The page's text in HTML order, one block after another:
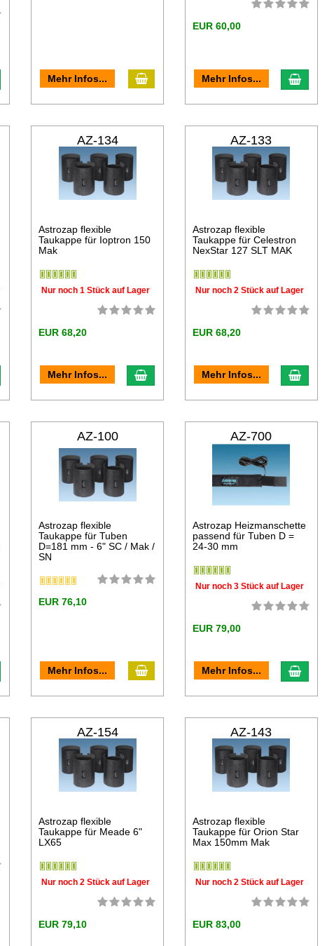
Mehr Infos...
EUR 60,00
Mehr Infos...
AZ-134
Astrozap flexible
Taukappe für Ioptron 150
Mak
Nur noch 1 Stück auf Lager
EUR 68,20
Mehr Infos...
AZ-133
Astrozap flexible
Taukappe für Celestron
NexStar 127 SLT MAK
Nur noch 2 Stück auf Lager
EUR 68,20
Mehr Infos...
AZ-100
Astrozap flexible
Taukappe für Tuben
D=181 mm - 6" SC / Mak /
SN
EUR 76,10
Mehr Infos...
AZ-700
Astrozap Heizmanschette
passend für Tuben D =
24-30 mm
Nur noch 3 Stück auf Lager
EUR 79,00
Mehr Infos...
AZ-154
Astrozap flexible
Taukappe für Meade 6"
LX65
Nur noch 2 Stück auf Lager
EUR 79,10
AZ-143
Astrozap flexible
Taukappe für Orion Star
Max 150mm Mak
Nur noch 2 Stück auf Lager
EUR 83,00